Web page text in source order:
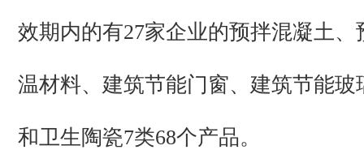
效期内的有27家企业的预拌混凝土、
温材料、建筑节能门窗、建筑节能玻
和卫生陶瓷7类68个产品。